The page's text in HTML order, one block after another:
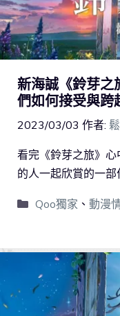
新海誠《鈴芽之
們如何接受與跨
2023/03/03 作者:
看完《鈴芽之旅》
的人一起欣賞的一部
Qoo獨家 、 動漫